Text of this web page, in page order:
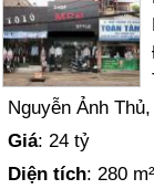
Nguyễn Ảnh
Giá: 24 tỷ
Diện tích: 280 m²